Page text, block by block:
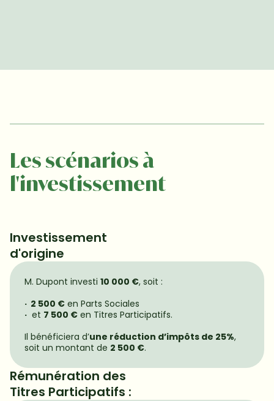
Les scénarios à
l'investissement
Investissement
d'origine
M. Dupont investi 10 000 €, soit :
·  2 500 €
·
  et
7 500 € en Titres Participatifs.
Il bénéficiera d’une réduction d’impôts de 25%,
soit un montant de 2 500 €.
Rémunération des
Titres Participatifs :